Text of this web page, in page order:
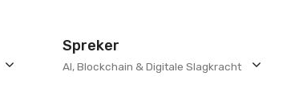
Spreker
AI, Blockchain & Digitale Slagkracht